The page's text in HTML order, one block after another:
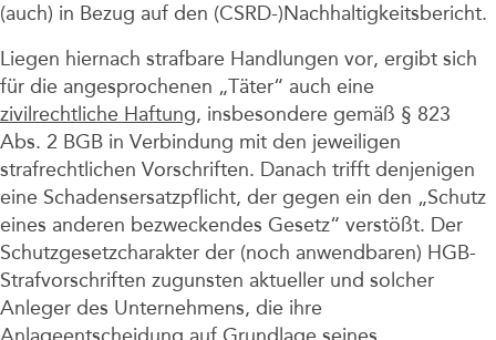
(auch) in Bezug auf den (CSRD-)Nachhaltigkeitsbericht.
Liegen hiernach strafbare Handlungen vor, ergibt sich
für die angesprochenen „Täter“ auch eine
zivilrechtliche Haftung, insbesondere gemäß § 823
Abs. 2 BGB in Verbindung mit den jeweiligen
strafrechtlichen Vorschriften. Danach trifft denjenigen
eine Schadensersatzpflicht, der gegen ein den „Schutz
eines anderen bezweckendes Gesetz“ verstößt. Der
Schutzgesetzcharakter der (noch anwendbaren) HGB-
Strafvorschriften zugunsten aktueller und solcher
Anleger des Unternehmens, die ihre